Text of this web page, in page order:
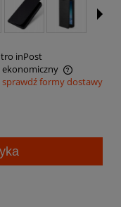
inPost
ekonomiczny
płatności
sprawdź formy dostawy